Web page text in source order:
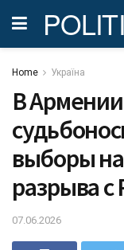
Home Україна
В
выборы
разрыва с
07.06.2026